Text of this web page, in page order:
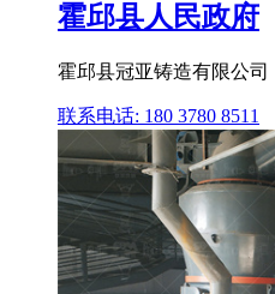
霍邱县人民政府
霍邱县冠亚铸造有限公
联系电话: 180 3780 8511